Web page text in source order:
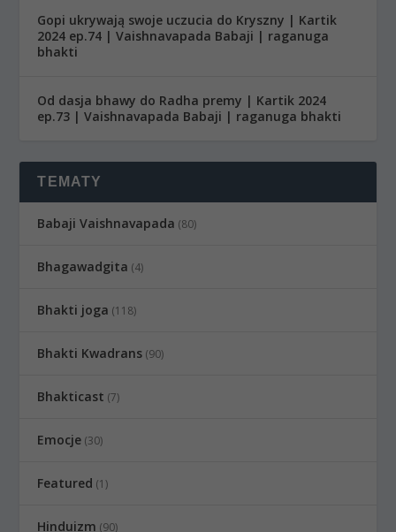
Gopi ukrywają swoje uczucia do Kryszny | Kartik
2024 ep.74 | Vaishnavapada Babaji | raganuga
bhakti
Od dasja bhawy do Radha premy | Kartik 2024
ep.73 | Vaishnavapada Babaji | raganuga bhakti
TEMATY
Babaji Vaishnavapada (80)
Bhagawadgita (4)
Bhakti joga (118)
Bhakti Kwadrans (90)
Bhakticast (7)
Emocje (30)
Featured (1)
Hinduizm (90)